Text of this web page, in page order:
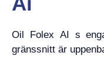
Oil Folex AI s
gränssnitt är